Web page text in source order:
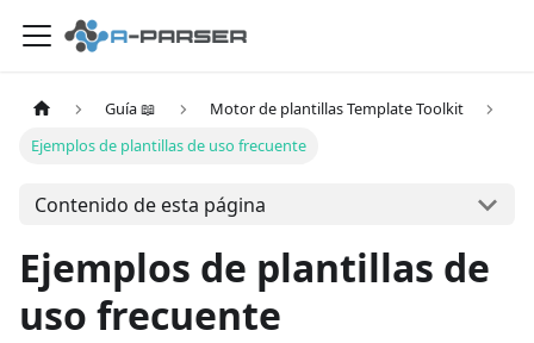
Guía 📖
Motor de plantillas Template Toolkit
Ejemplos de plantillas de uso frecuente
Contenido de esta página
Ejemplos de plantillas de
uso frecuente